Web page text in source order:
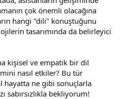
çok önemli olacağına
hangi "dili" konuştuğunu
tasarımında da belirleyici
kişisel ve empatik bir dil
nasıl etkiler? Bu tür
hayatta ne gibi sonuçlarla
sabırsızlıkla bekliyorum!